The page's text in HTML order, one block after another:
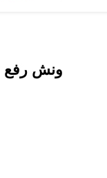
ونش